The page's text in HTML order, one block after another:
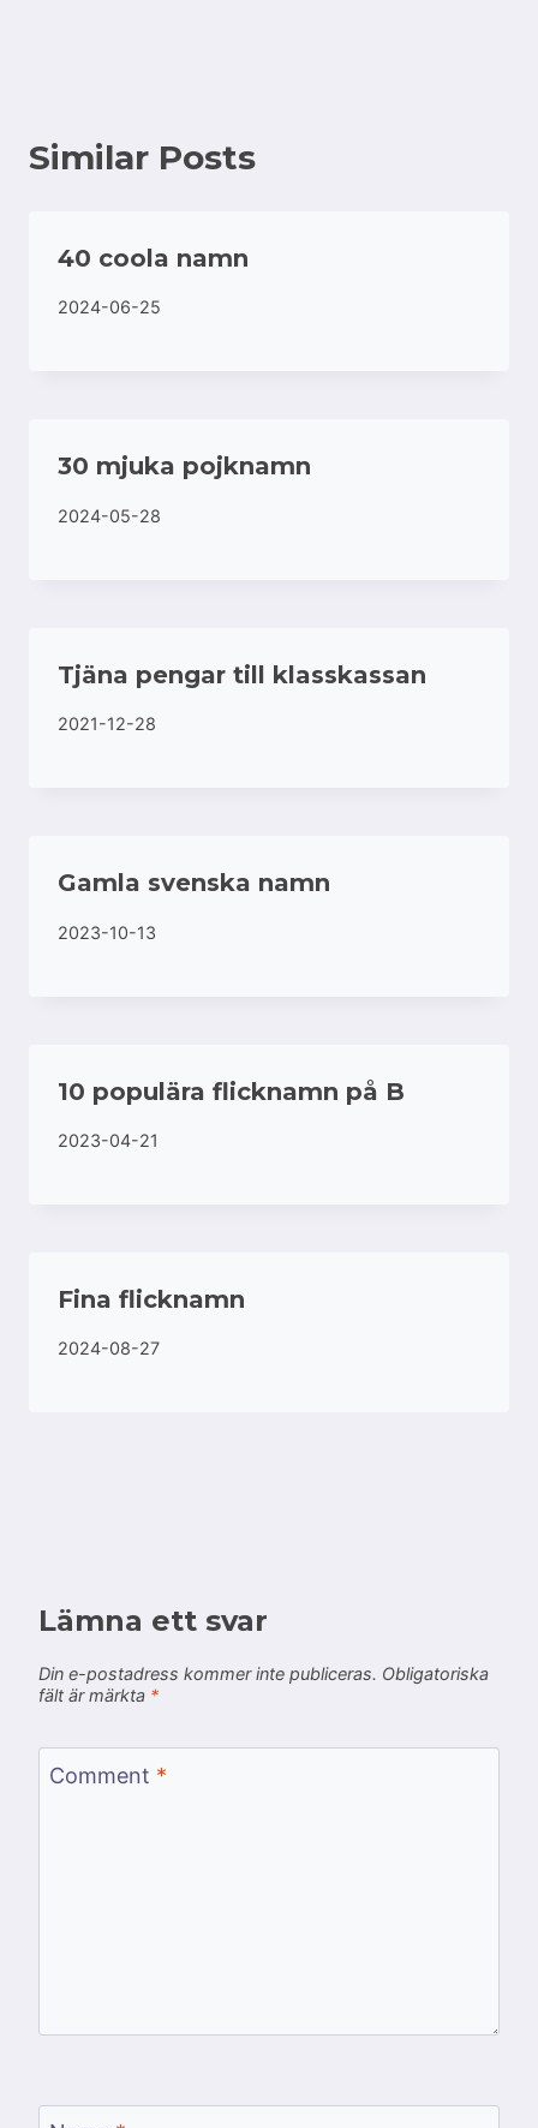
Similar Posts
40 coola namn
2024-06-25
30 mjuka pojknamn
2024-05-28
Tjäna pengar till klasskassan
2021-12-28
Gamla svenska namn
2023-10-13
10 populära flicknamn på B
2023-04-21
Fina flicknamn
2024-08-27
Lämna ett svar
Din e-postadress kommer inte publiceras. Obligatoriska
fält är märkta *
Comment *